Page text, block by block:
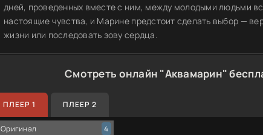
дней, проведенных вместе с ним, между молодыми людьми
настоящие чувства, и Марине предстоит сделать выбор —
жизни или последовать зову сердца.
Смотреть онлайн "Аквамарин"
ПЛЕЕР 1 ПЛЕЕР 2
Оригинал 4